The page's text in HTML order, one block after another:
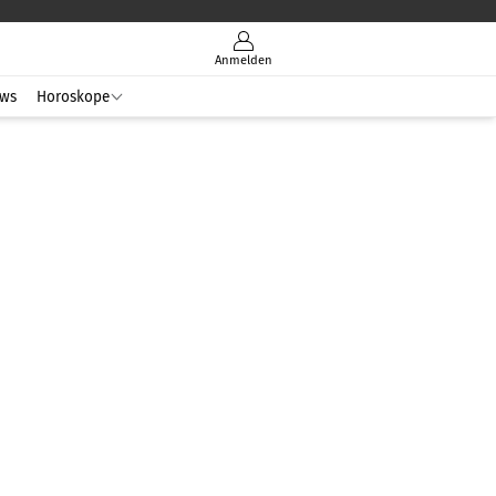
Anmelden
Horoskope